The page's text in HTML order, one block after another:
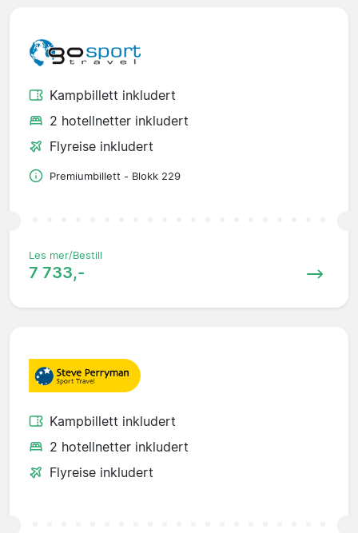
Kampbillett inkludert
2 hotellnetter inkludert
Flyreise inkludert
Premiumbillett - Blokk 229
Les mer/Bestill
7 733,-
Kampbillett inkludert
2 hotellnetter inkludert
Flyreise inkludert